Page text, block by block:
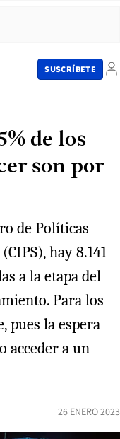
SUSCRÍBETE
de los
son por
de Políticas
hay 8.141
a la etapa del
Para los
pues la espera
acceder a un
26 ENERO 2023